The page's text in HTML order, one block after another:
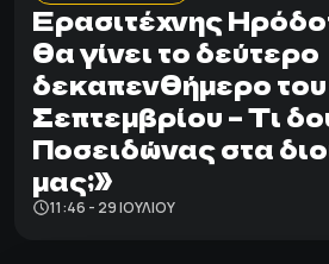
Ερασιτέχνης
θα γίνει το δεύτερο
δεκαπενθήμερο του
Σεπτεμβρίου – Τι
Ποσειδώνας στα
μας;»
11:46 - 29 ΙΟΥΛΊΟΥ